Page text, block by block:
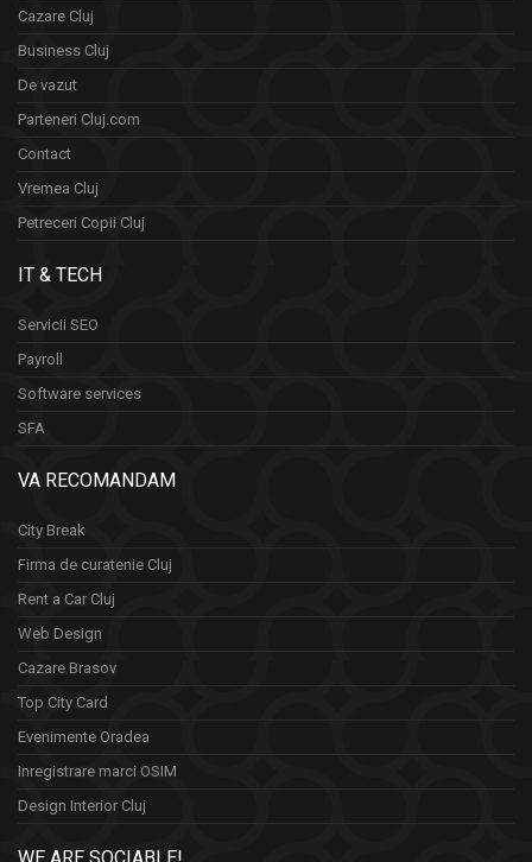
Cazare Cluj
Business Cluj
De vazut
Parteneri Cluj.com
Contact
Vremea Cluj
Petreceri Copii Cluj
IT & TECH
Servicii SEO
Payroll
Software services
SFA
VA RECOMANDAM
City Break
Firma de curatenie Cluj
Rent a Car Cluj
Web Design
Cazare Brasov
Top City Card
Evenimente Oradea
Inregistrare marci OSIM
Design Interior Cluj